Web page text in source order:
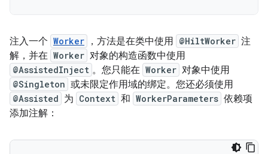
注入一个 Worker ，方法是在类中使用 @HiltWorker 注
解，并在 Worker 对象的构造函数中使用
@AssistedInject 。您只能在 Worker 对象中使用
@Singleton 或未限定作用域的绑定。您还必须使用
@Assisted 为 Context 和 WorkerParameters 依赖项
添加注解：